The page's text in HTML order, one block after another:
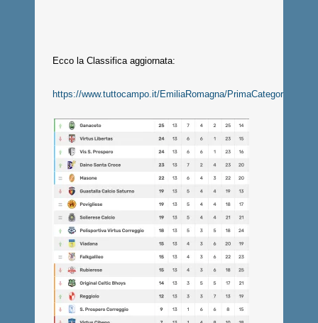
Ecco la Classifica aggiornata:
https://www.tuttocampo.it/EmiliaRomagna/PrimaCategoria/